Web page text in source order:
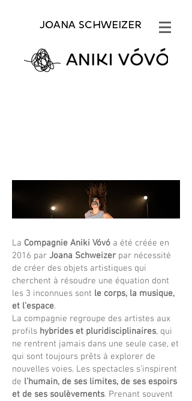
JOANA SCHWEIZER
La Compagnie Aniki Vóvó a été créée en
2016 par Joana Schweizer par nécessité
de créer des objets artistiques qui
cherchent à résoudre une équation dont
les 3 inconnues sont le corps, la musique,
et l’espace.
La compagnie regroupe des artistes aux
profils hybrides et pluridisciplinaires, qui
ne rentrent jamais dans une seule case, et
qui sont toujours prêts à explorer de
nouvelles voies. Les spectacles s’inspirent
de l’humain, de ses limites, de ses espoirs
et de ses soulèvements. Prenant souvent